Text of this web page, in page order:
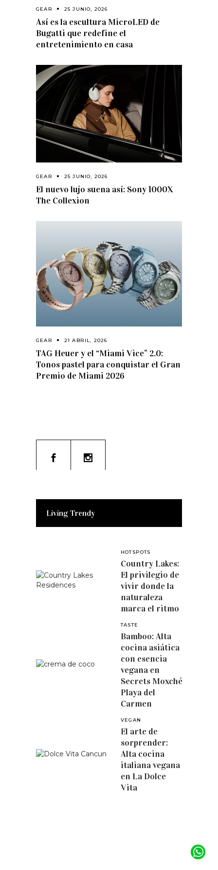
GEAR 25 JUNIO, 2026
Así es la escultura MicroLED de
Bugatti que redefine el
entretenimiento en casa
GEAR 25 JUNIO, 2026
El nuevo lujo suena así: Sony 1000X
The Collexion
GEAR 21 ABRIL, 2026
TAG Heuer y el “Miami Vice” 2.0:
Tonos pastel para conquistar el Gran
Premio de Miami 2026
Living Trendy
HOTSPOTS
Country Lakes:
El privilegio de
vivir donde la
naturaleza
marca el ritmo
TASTE
Bamboo: Alta
cocina asiática
con esencia
vegana en
Secrets Moxché
Playa del
Carmen
VEGAN
El arte de
sorprender:
Alta cocina
italiana vegana
en La Dolce
Vita